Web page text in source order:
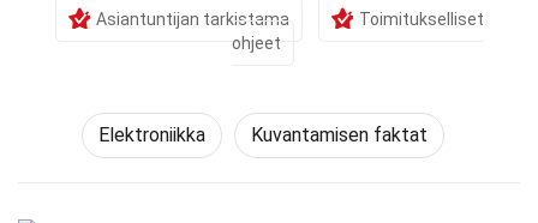
Asiantuntijan tarkistama
Toimitukselliset
ohjeet
Elektroniikka Kuvantamisen faktat